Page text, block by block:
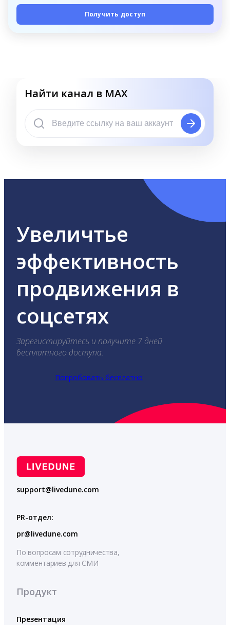
Получить доступ
Найти канал в MAX
Увеличтье
эффективность
продвижения в
соцсетях
Зарегистируйтесь и получите 7 дней
бесплатного доступа.
Попробовать бесплатно
support@livedune.com
PR-отдел:
pr@livedune.com
По вопросам сотрудничества,
комментариев для СМИ
Продукт
Презентация